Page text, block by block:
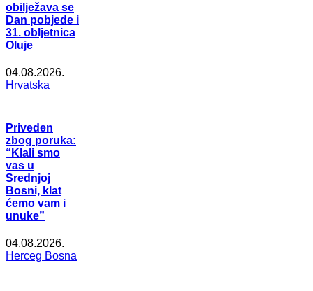
obilježava se
Dan pobjede i
31. obljetnica
Oluje
04.08.2026.
Hrvatska
Priveden
zbog poruka:
“Klali smo
vas u
Srednjoj
Bosni, klat
ćemo vam i
unuke”
04.08.2026.
Herceg Bosna